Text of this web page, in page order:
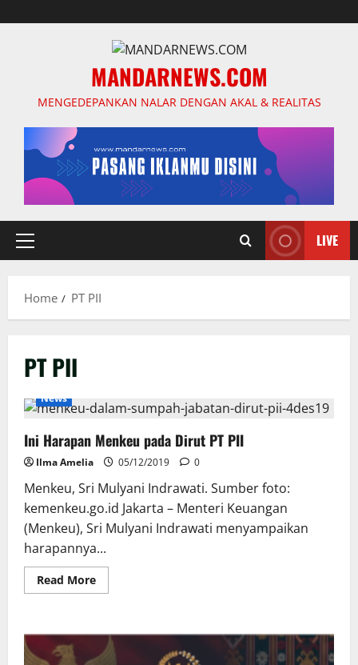
MANDARNEWS.COM
MENGEDEPANKAN NALAR DENGAN AKAL & REALITAS
Primary
LIVE
Home PT PII
PT PII
News
Ini Harapan Menkeu pada Dirut PT PII
Ilma Amelia 05/12/2019 0
Menkeu, Sri Mulyani Indrawati. Sumber foto:
kemenkeu.go.id Jakarta – Menteri Keuangan
(Menkeu), Sri Mulyani Indrawati menyampaikan
harapannya...
Read MoreRead
more
Menkeu
pada
Dirut